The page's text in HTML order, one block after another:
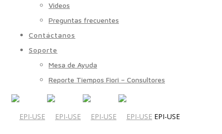
Videos
Preguntas frecuentes
Contáctanos
Soporte
Mesa de Ayuda
Reporte Tiempos Fiori – Consultores
EPI-USE